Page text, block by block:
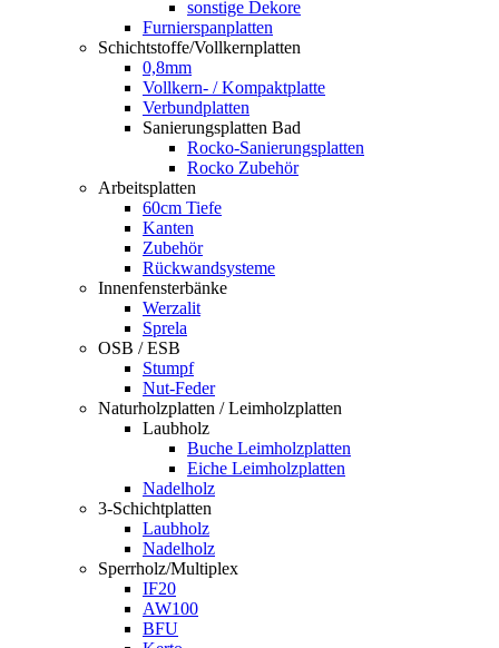
sonstige Dekore
Furnierspanplatten
Schichtstoffe/Vollkernplatten
0,8mm
Vollkern- / Kompaktplatte
Verbundplatten
Sanierungsplatten Bad
Rocko-Sanierungsplatten
Rocko Zubehör
Arbeitsplatten
60cm Tiefe
Kanten
Zubehör
Rückwandsysteme
Innenfensterbänke
Werzalit
Sprela
OSB / ESB
Stumpf
Nut-Feder
Naturholzplatten / Leimholzplatten
Laubholz
Buche Leimholzplatten
Eiche Leimholzplatten
Nadelholz
3-Schichtplatten
Laubholz
Nadelholz
Sperrholz/Multiplex
IF20
AW100
BFU